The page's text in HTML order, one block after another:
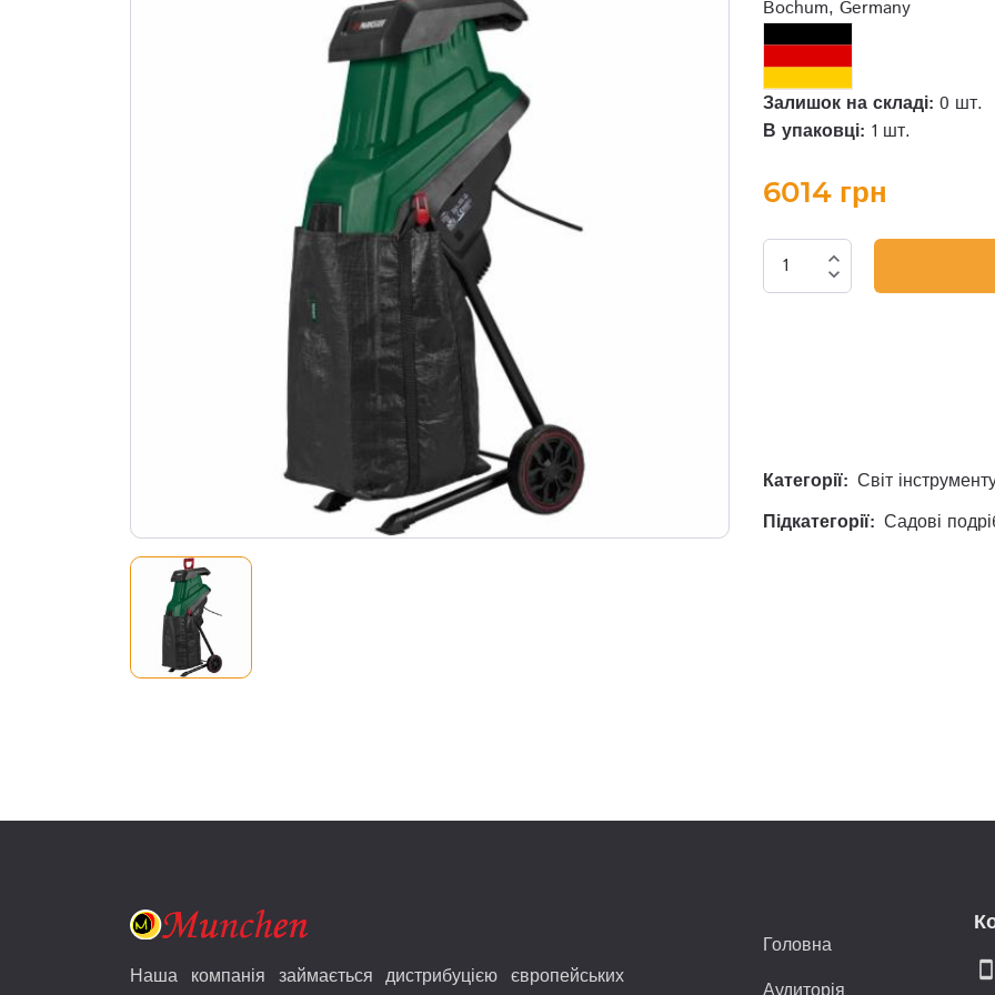
Bochum, Germany
Залишок на складі: 0 шт.
В упаковці: 1 шт.
6014 грн
expand_less
expand_more
Категорії: Світ
Підкатегорії: Садові
Наша компанія займається дистрибуцією європейських
Головна
smartphone